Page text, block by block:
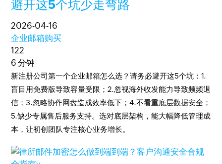
避开这5个坑少走弯路
2026-04-16
企业邮箱购买
122
6 分钟
新注册公司第一个企业邮箱怎么选？请务必避开这5个坑：1.
盲目用免费版导致容量受限；2.忽视海外收发能力导致频频退
信；3.忽略协作网盘造成效率低下；4.不看重底层数据安全；
5.缺少专属售后服务支持。选对底层架构，能大幅降低管理成
本，让初创团队专注核心业务增长。